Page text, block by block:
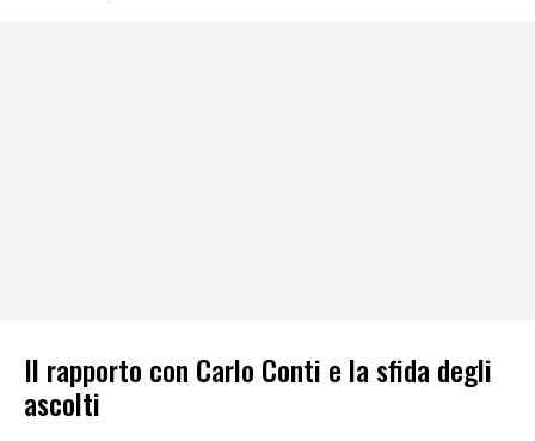
Il rapporto con Carlo Conti e la sfida degli
ascolti